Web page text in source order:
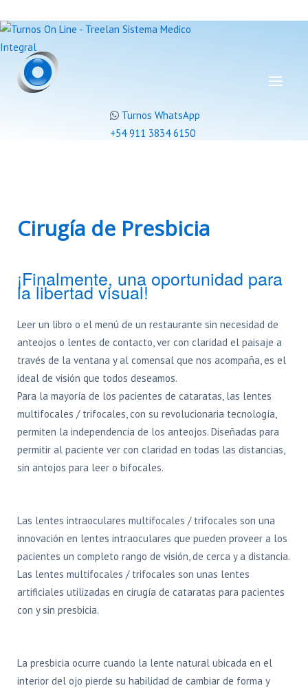
Turnos WhatsApp
+54 911 3834 6150
Cirugía de Presbicia
¡Finalmente, una oportunidad para
la libertad visual!
Leer un libro o el menú de un restaurante sin necesidad de
anteojos o lentes de contacto, ver con claridad el paisaje a
través de la ventana y al comensal que nos acompaña, es el
ideal de visión que todos deseamos.
Para la mayoría de los pacientes de cataratas, las lentes
multifocales / trifocales, con su revolucionaria tecnología,
permiten la independencia de los anteojos. Diseñadas para
permitir al paciente ver con claridad en todas las distancias,
sin antojos para leer o bifocales.
Las lentes intraoculares multifocales / trifocales son una
innovación en lentes intraoculares que pueden proveer a los
pacientes un completo rango de visión, de cerca y a distancia.
Las lentes multifocales / trifocales son unas lentes
artificiales utilizadas en cirugía de cataratas para pacientes
con y sin presbicia.
La presbicia ocurre cuando la lente natural ubicada en el
interior del ojo pierde su habilidad de cambiar de forma y